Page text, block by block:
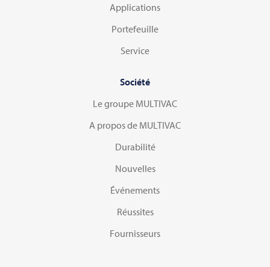
Applications
Portefeuille
Service
Société
Le groupe MULTIVAC
A propos de MULTIVAC
Durabilité
Nouvelles
Événements
Réussites
Fournisseurs